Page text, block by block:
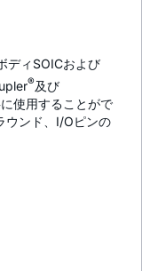
ディSOICおよび
®及び
使用することがで
ウンド、I/Oピンの